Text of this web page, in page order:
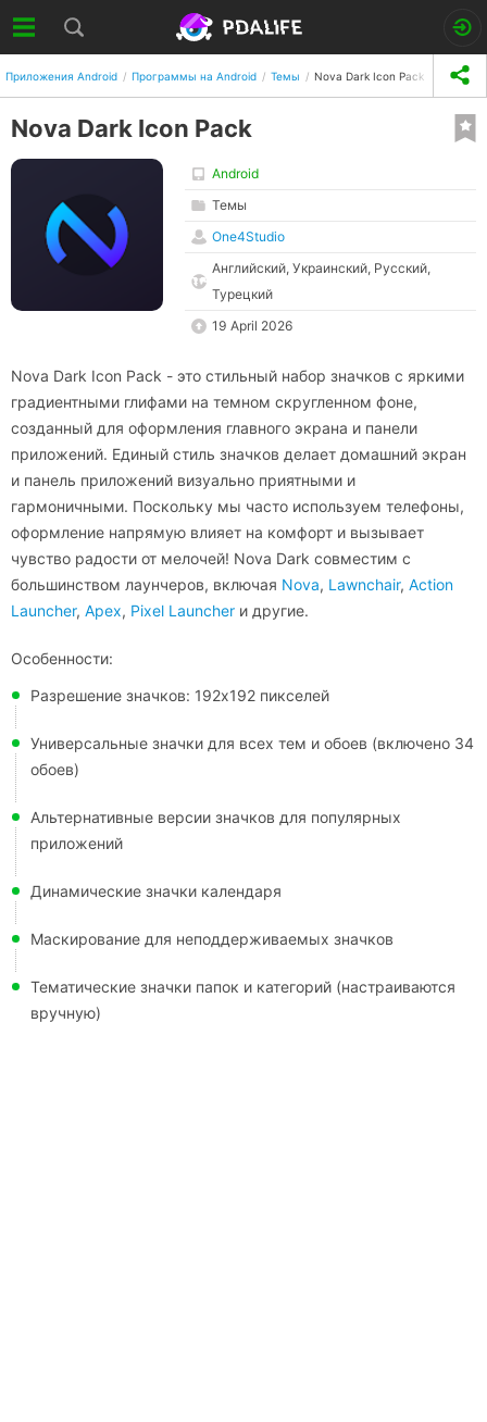
Приложения Android Программы на Android Темы Nova Dark Icon Pack
Nova Dark Icon Pack
Android
Темы
One4Studio
Английский, Украинский, Русский,
Турецкий
19 April 2026
Nova Dark Icon Pack - это стильный набор значков с яркими
градиентными глифами на темном скругленном фоне,
созданный для оформления главного экрана и панели
приложений. Единый стиль значков делает домашний экран
и панель приложений визуально приятными и
гармоничными. Поскольку мы часто используем телефоны,
оформление напрямую влияет на комфорт и вызывает
чувство радости от мелочей! Nova Dark совместим с
большинством лаунчеров, включая Nova, Lawnchair, Action
Launcher, Apex, Pixel Launcher и другие.
Особенности:
Разрешение значков: 192х192 пикселей
Универсальные значки для всех тем и обоев (включено 34
обоев)
Альтернативные версии значков для популярных
приложений
Динамические значки календаря
Маскирование для неподдерживаемых значков
Тематические значки папок и категорий (настраиваются
вручную)